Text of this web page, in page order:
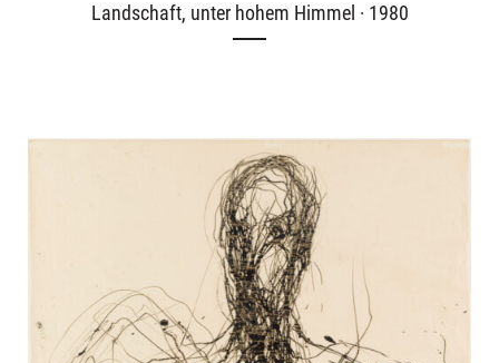
Ausstellungen
Unsere Angebote
Aktuelles
Landschaft, unter hohem Himmel · 1980